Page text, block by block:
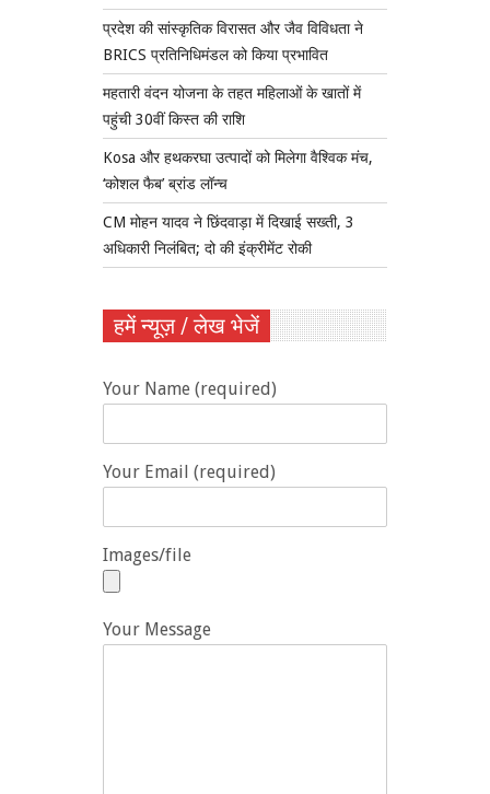
प्रदेश की सांस्कृतिक विरासत और जैव विविधता ने
BRICS प्रतिनिधिमंडल को किया प्रभावित
महतारी वंदन योजना के तहत महिलाओं के खातों में
पहुंची 30वीं किस्त की राशि
Kosa और हथकरघा उत्पादों को मिलेगा वैश्विक मंच,
‘कोशल फैब’ ब्रांड लॉन्च
CM मोहन यादव ने छिंदवाड़ा में दिखाई सख्ती, 3
अधिकारी निलंबित; दो की इंक्रीमेंट रोकी
हमें न्यूज़ / लेख भेजें
Your Name (required)
Your Email (required)
Images/file
Your Message